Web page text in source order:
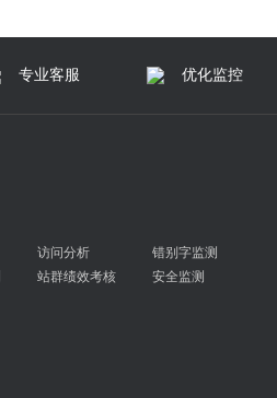
专业客服 优化监控
访问分析
错别字监测
站群绩效考核 安全监测